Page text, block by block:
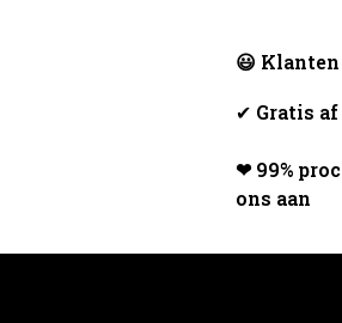
😃 Klanten
✔ Gratis
❤ 99%
ons aan